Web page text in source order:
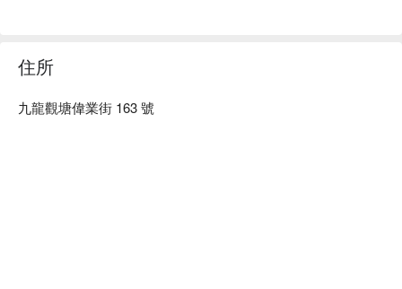
心，盡享一站式購物餐嚮體驗。
住所
九龍觀塘偉業街 163 號